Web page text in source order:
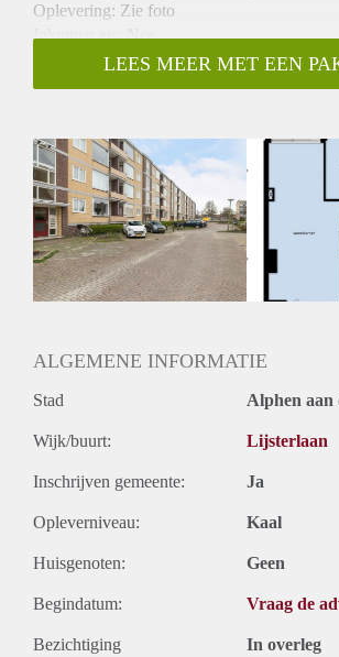
Oplevering: Zie foto
Inkomen eis: Nee
Garantiestelling mogelijk: Nee
Borg: 1 Maand
Huisdieren toegestaan: Afhankelijk van de
Huurtoeslag grens: Ja
Geschikt voor studenten: Afhankelijk van
LEES MEER MET EEN
ALGEMENE INFORMATIE
Stad Alphen aan
Wijk/buurt: Lijsterlaan
Inschrijven gemeente: Ja
Opleverniveau: Kaal
Huisgenoten: Geen
Begindatum: Vraag de
Bezichtiging In overleg